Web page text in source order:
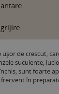
de crescut,
suculente,
sunt foarte
în